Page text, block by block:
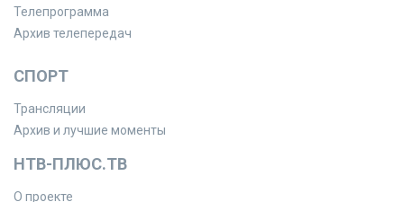
Телепрограмма
Архив телепередач
СПОРТ
Трансляции
Архив и лучшие моменты
НТВ-ПЛЮС.ТВ
О проекте